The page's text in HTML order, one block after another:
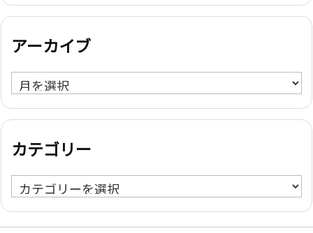
アーカイブ
ア
ー
カ
ブ
カテゴリー
カ
テ